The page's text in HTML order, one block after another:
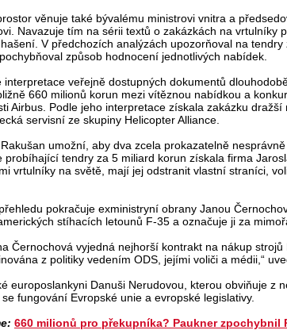
věnuje také bývalému ministrovi vnitra a
Navazuje tím na sérii textů o zakázkách na vrtulníky
V předchozích analýzách upozorňoval na tendry
způsob hodnocení jednotlivých nabídek.
interpretace veřejně dostupných dokumentů
660 milionů korun mezi vítěznou nabídkou a
Airbus. Podle jeho interpretace získala zakázku
servisní ze skupiny Helicopter Alliance.
Rakušan umožní, aby dva zcela prokazatelně
probíhající tendry za 5 miliard korun získala firma
vrtulníky na světě, mají jej odstranit vlastní straníci,
pokračuje exministryní obrany Janou
stíhacích letounů F-35 a označuje ji za
Černochová vyjedná nejhorší kontrakt na nákup
z politiky vedením ODS, jejími voliči a médii,“
europoslankyni Danuši Nerudovou, kterou obviňuje z
fungování Evropské unie a evropské legislativy.
660 milionů pro překupníka? Paukner zpochybnil